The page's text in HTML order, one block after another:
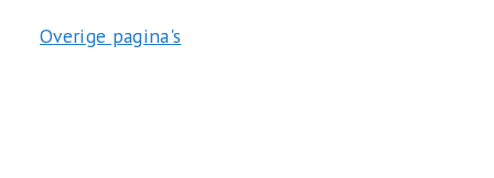
Overige pagina's